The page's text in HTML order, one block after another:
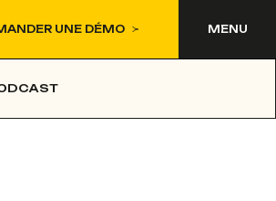
UNE DÉMO MENU